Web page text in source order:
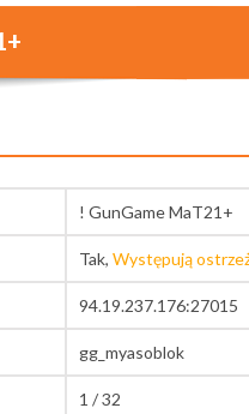
! GunGame MaT21+
Tak, Występują
94.19.237.176:27015
gg_myasoblok
1 / 32